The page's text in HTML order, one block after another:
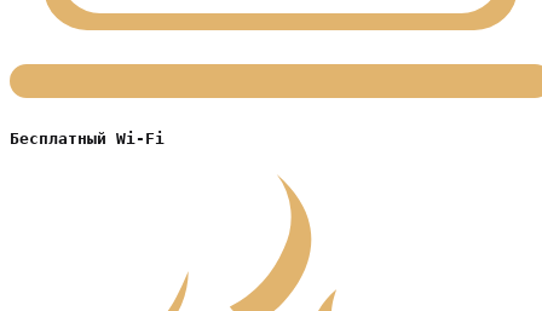
Бесплатный Wi-Fi